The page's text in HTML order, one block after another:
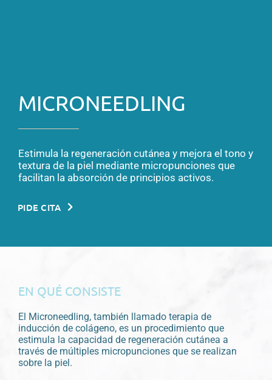
MICRONEEDLING
Estimula la regeneración cutánea y mejora el tono y
textura de la piel mediante micropunciones que
facilitan la absorción de principios activos.
PIDE CITA
EN QUÉ CONSISTE
El Microneedling, también llamado terapia de
inducción de colágeno, es un procedimiento que
estimula la capacidad de regeneración cutánea a
través de múltiples micropunciones que se realizan
sobre la piel.